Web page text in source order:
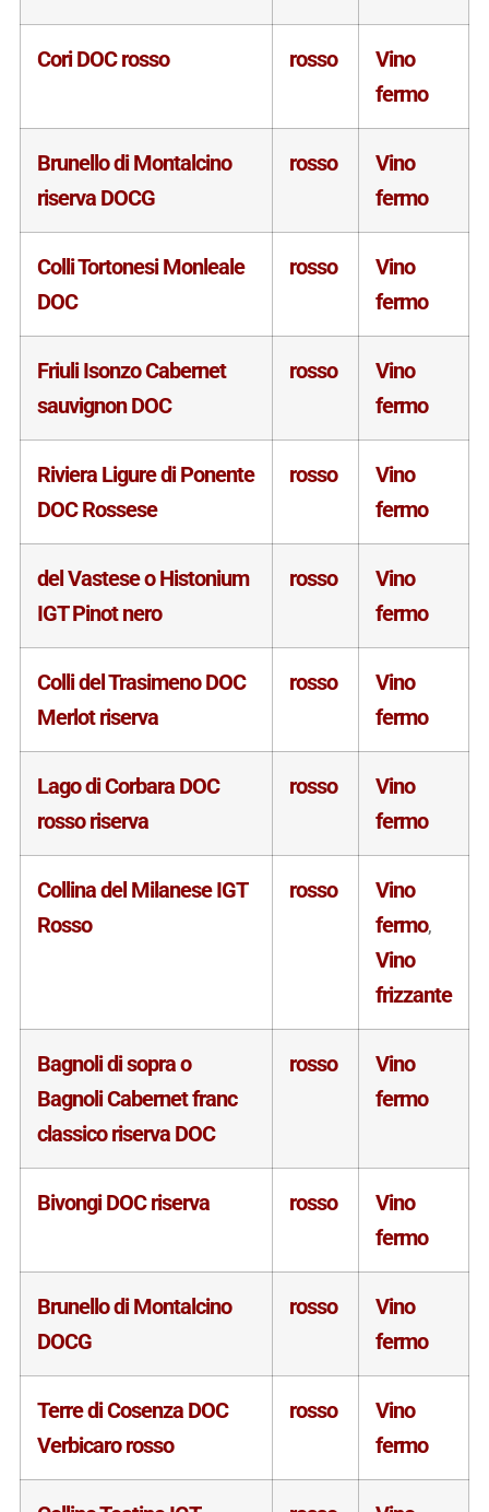
Cori DOC rosso rosso
Vino
fermo
Brunello di Montalcino
riserva DOCG
rosso
Vino
fermo
Colli Tortonesi Monleale
DOC
rosso
Vino
fermo
Friuli Isonzo Cabernet
sauvignon DOC
rosso
Vino
fermo
Riviera Ligure di Ponente
DOC Rossese
rosso
Vino
fermo
del Vastese o Histonium
IGT Pinot nero
rosso
Vino
fermo
Colli del Trasimeno DOC
Merlot riserva
rosso
Vino
fermo
Lago di Corbara DOC
rosso riserva
rosso
Vino
fermo
Collina del Milanese IGT
Rosso
rosso
Vino
fermo,
Vino
frizzante
Bagnoli di sopra o
Bagnoli Cabernet franc
classico riserva DOC
rosso
Vino
fermo
Bivongi DOC riserva rosso
Vino
fermo
Brunello di Montalcino
DOCG
rosso
Vino
fermo
Terre di Cosenza DOC
Verbicaro rosso
rosso
Vino
fermo